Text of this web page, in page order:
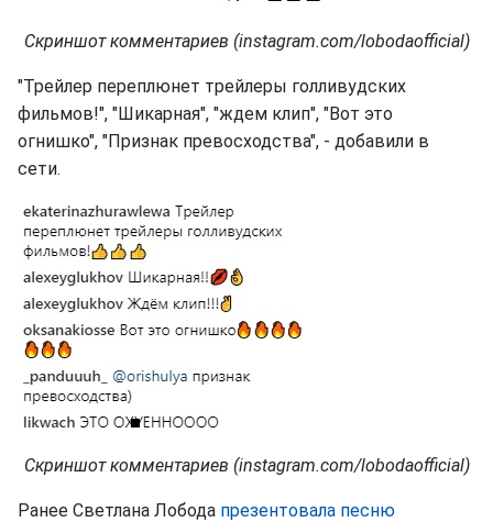
Скриншот комментариев (instagram.com/lobodaofficial)
"Трейлер переплюнет трейлеры голливудских
фильмов!", "Шикарная", "ждем клип", "Вот это
огнишко", "Признак превосходства", - добавили в
сети.
Скриншот комментариев (instagram.com/lobodaofficial)
Ранее Светлана Лобода презентовала песню